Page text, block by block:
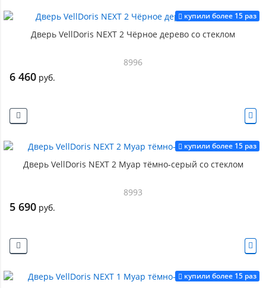
купили более 15 раз
Дверь VellDoris NEXT 2 Чёрное дерево со стеклом
8996
6 460 руб.
купили более 15 раз
Дверь VellDoris NEXT 2 Муар тёмно-серый со стеклом
8993
5 690 руб.
купили более 15 раз